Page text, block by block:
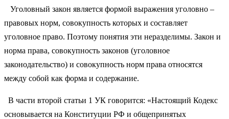
Уголовный закон является формой выражения уголовно –
правовых норм, совокупность которых и составляет
уголовное право. Поэтому понятия эти неразделимы. Закон и
норма права, совокупность законов (уголовное
законодательство) и совокупность норм права относятся
между собой как форма и содержание.
В части второй статьи 1 УК говорится: «Настоящий Кодекс
основывается на Конституции РФ и общепринятых